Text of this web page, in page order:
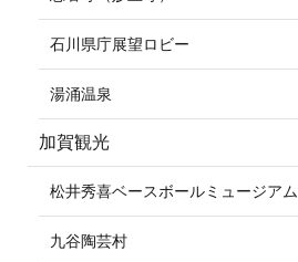
石川県庁展望ロビー
湯涌温泉
加賀観光
松井秀喜ベースボールミュージアム
九谷陶芸村